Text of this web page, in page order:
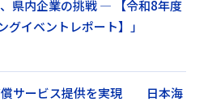
県内企業の挑戦 ― 【令和8年度
グイベントレポート】」
償サービス提供を実現 日本海